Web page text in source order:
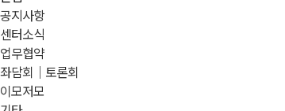
공지사항
센터소식
업무협약
좌담회｜토론회
이모저모